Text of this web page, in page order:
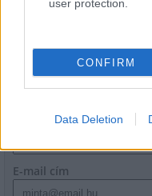
user protection.
CONFIRM
Data Deletion
HÍRLEVÉL
E-mail cím